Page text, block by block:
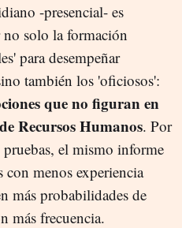
-presencial- es
solo la formación
para desempeñar
también los 'oficiosos':
que no figuran en
Recursos Humanos. Por
el mismo informe
con menos experiencia
más probabilidades de
más frecuencia.